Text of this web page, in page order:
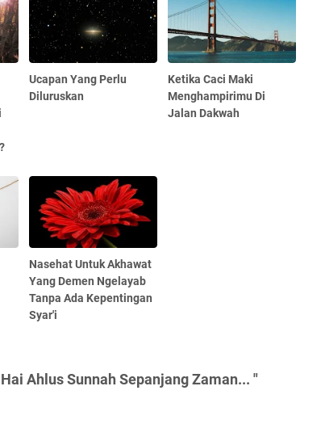
Ucapan Yang Perlu
Diluruskan
Ketika Caci Maki
Menghampirimu Di
Jalan Dakwah
Nasehat Untuk Akhawat
Yang Demen Ngelayab
Tanpa Ada Kepentingan
Syar'i
Ahlus Sunnah Sepanjang Zaman... "